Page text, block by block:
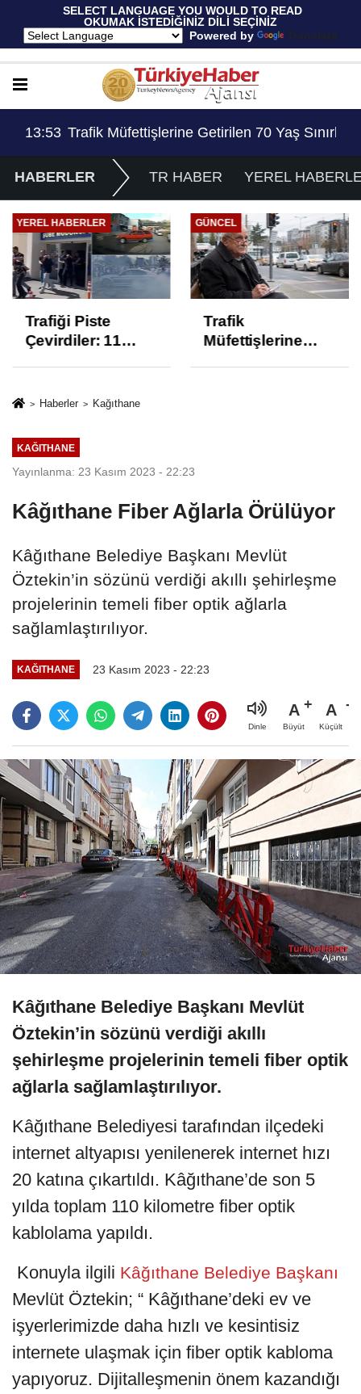
SELECT LANGUAGE YOU WOULD TO READ
OKUMAK İSTEDİĞİNİZ DİLİ SEÇİNİZ
Powered by
Translate
Hapsi, 2 Milyon Lira Ceza..!
13:53 Trafik Müfettişlerine Getirilen 70 Yaş
HABERLER TR HABER YEREL
YEREL HABERLER
Trafiği Piste
Çevirdiler: 11
Lira Ceza..!
GÜNCEL
Trafik
Müfettişlerine
Haberler Kağıthane
KAĞITHANE
Yayınlanma: 23 Kasım 2023 - 22:23
Kâğıthane Fiber Ağlarla Örülüyor
Kâğıthane Belediye Başkanı Mevlüt
Öztekin’in sözünü verdiği akıllı şehirleşme
projelerinin temeli fiber optik ağlarla
sağlamlaştırılıyor.
KAĞITHANE 23 Kasım 2023 - 22:23
Dinle
A
Büyüt
A
Küçült
Kâğıthane Belediye Başkanı Mevlüt
Öztekin’in sözünü verdiği akıllı
şehirleşme projelerinin temeli fiber optik
ağlarla sağlamlaştırılıyor.
Kâğıthane Belediyesi tarafından ilçedeki
internet altyapısı yenilenerek internet hızı
20 katına çıkartıldı. Kâğıthane’de son 5
yılda toplam 110 kilometre fiber optik
kablolama yapıldı.
Konuyla ilgili Kâğıthane Belediye Başkanı
Mevlüt Öztekin; “ Kâğıthane’deki ev ve
işyerlerimizde daha hızlı ve kesintisiz
internete ulaşmak için fiber optik kabloma
yapıyoruz. Dijitalleşmenin önem kazandığı